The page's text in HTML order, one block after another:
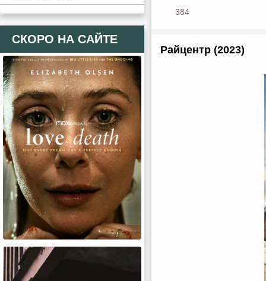
СКОРО НА САЙТЕ
384
Райцентр (2023)